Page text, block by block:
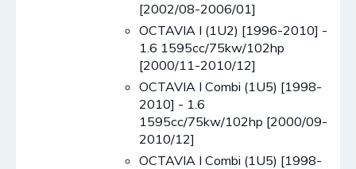
[2002/08-2006/01]
OCTAVIA I (1U2) [1996-2010] -
1.6 1595cc/75kw/102hp
[2000/11-2010/12]
OCTAVIA I Combi (1U5) [1998-
2010] - 1.6
1595cc/75kw/102hp [2000/09-
2010/12]
OCTAVIA I Combi (1U5) [1998-